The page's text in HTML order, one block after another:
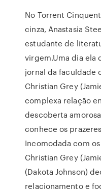
No Torrent
cinza, Anastasia
estudante de
virgem.Uma dia ela
jornal da faculdade
Christian Grey
complexa relação
descoberta
conhece os
Incomodada com
Christian Grey
(Dakota Johnson)
relacionamento e